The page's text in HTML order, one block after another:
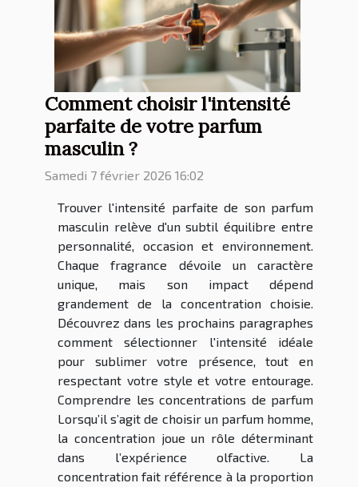
Comment choisir l'intensité
parfaite de votre parfum
masculin ?
Samedi 7 février 2026 16:02
Trouver l'intensité parfaite de son parfum
masculin relève d'un subtil équilibre entre
personnalité, occasion et environnement.
Chaque fragrance dévoile un caractère
unique, mais son impact dépend
grandement de la concentration choisie.
Découvrez dans les prochains paragraphes
comment sélectionner l'intensité idéale
pour sublimer votre présence, tout en
respectant votre style et votre entourage.
Comprendre les concentrations de parfum
Lorsqu’il s’agit de choisir un parfum homme,
la concentration joue un rôle déterminant
dans l’expérience olfactive. La
concentration fait référence à la proportion